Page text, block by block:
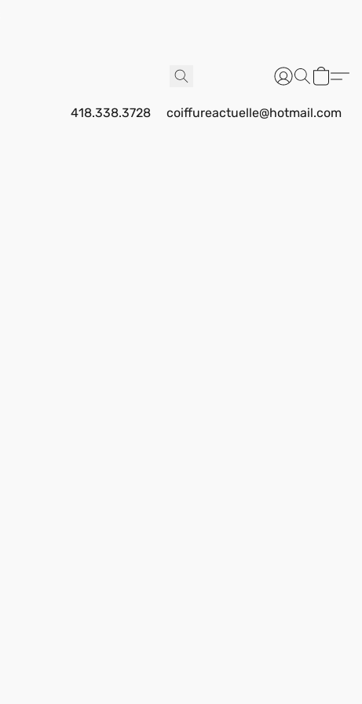
418.338.3728 coiffureactuelle@hotmail.com